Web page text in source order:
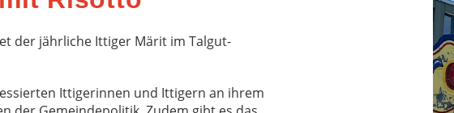
der jährliche Ittiger Märit im Talgut-
Ittigerinnen und Ittigern an ihrem